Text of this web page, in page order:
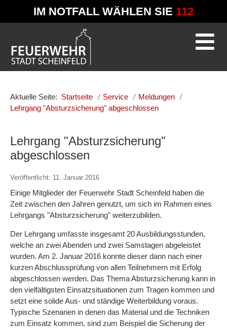
IM NOTFALL WÄHLEN SIE 112
Aktuelle Seite: Startseite Service
Meldungen
Lehrgang "Absturzsicherung" abgeschlossen
Lehrgang "Absturzsicherung"
abgeschlossen
Veröffentlicht: 11. Januar 2016
Einige Mitglieder der Feuerwehr Stadt Scheinfeld haben die
Zeit zwischen den Jahren genutzt, um sich im Rahmen eines
Lehrgangs "Absturzsicherung" weiterzubilden.
Der Lehrgang umfasste insgesamt 20 Ausbildungsstunden,
welche an zwei Abenden und zwei Samstagen abgeleistet
wurden. Am 2. Januar 2016 konnte dieser dann nach einer
kurzen Abschlussprüfung von allen Teilnehmern mit Erfolg
abgeschlossen werden. Das Thema Absturzsicherung kann in
den vielfältigsten Einsatzsituationen zum Tragen kommen und
setzt eine solide Aus- und ständige Weiterbildung voraus.
Typische Szenarien in denen das Material und die Techniken
zum Einsatz kommen, sind zum Beispiel die Sicherung der